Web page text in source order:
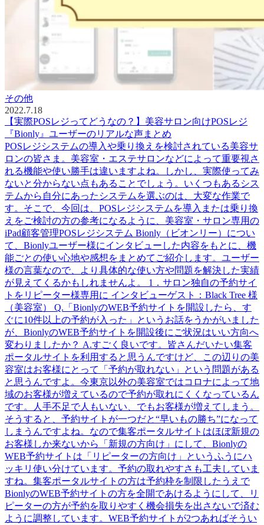
その他
2022.7.18
【実際POSレジってどうなの？】美容サロン向けPOSレジ
『Bionly』ユーザーのリアルな声まとめ
POSレジシステムの導入や乗り換えを検討されている美容サ
ロンの皆さま。美容室・エステサロンなどによって重要視さ
れる機能や使い勝手は違いますよね。しかし、実際使ってみ
ないと分からない点もあることでしょう。いくつもあるシス
テムから自分にあったシステムを選ぶのは、大変な作業で
す。そこで、今回は、POSレジシステムを導入または乗り換
えをご検討の方の参考になるように、美容室・サロン専用の
iPad顧客管理POSレジシステム Bionly（ビオンリー）につい
て、Bionlyユーザー様にインタビューした内容をもとに、機
能ごとの使い心地や感想をまとめてご紹介します。ユーザー
様の言葉なので、より具体的な使い方や問題を解決した実績
が見えてくるかもしれませんよ。 1．サロン独自の予約サイ
トをリピーター様専用に インタビューゲスト：Black Tree 様
（美容室） Q.「BionlyのWEB予約サイトを開設したら、す
ぐに10件以上の予約が入った」というお話をうかがいました
が、BionlyのWEB予約サイトを開設後にご状況はいい方向へ
変わりましたか？ A.すごく良いです。皆さんだいたい集客
ポータルサイトを利用すると思うんですけど、この辺りの美
容室はお客様にとって「予約が取れない」という問題がある
と思うんですよ。今東京以外の美容室ではコロナによって地
域のお客様が増えているので予約が取れにくくなっているん
です。人手不足で人もいない、でもお客様が増えてしまう。
そうすると、予約サイトが一つだと“早いもの勝ち”になって
しまうんですよね。なので集客ポータルサイトはほぼ新規の
お客様しか来ないから「新規の方向け」にして、Bionlyの
WEB予約サイトは「リピーターの方向け」というふうにハ
ッキリ使い分けています。予約の取れやすさも工夫していま
すね。集客ポータルサイトの方は予約枠を制限したうえで
BionlyのWEB予約サイトの方を全開であけるようにして、リ
ピーターの方が予約を取りやすく機会損失を出さないで済む
ように調整しています。WEB予約サイトが2つあればそうい